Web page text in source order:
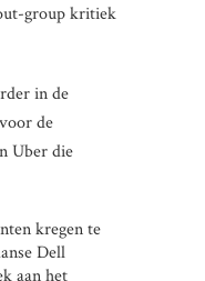
group kritiek
in de
de
Uber die
kregen te
Dell
aan het